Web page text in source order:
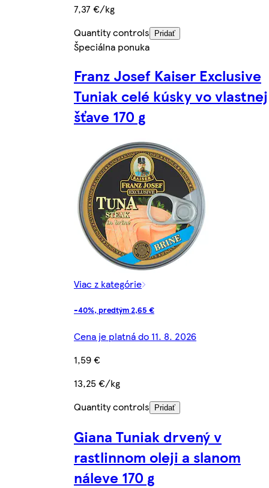
7,37 €/kg
Quantity controls
Pridať
Špeciálna ponuka
Franz Josef Kaiser Exclusive
Tuniak celé kúsky vo vlastnej
šťave 170 g
Viac z kategórie
-40%, predtým 2,65 €
Cena je platná do 11. 8. 2026
1,59 €
13,25 €/kg
Quantity controls
Pridať
Giana Tuniak drvený v
rastlinnom oleji a slanom
náleve 170 g